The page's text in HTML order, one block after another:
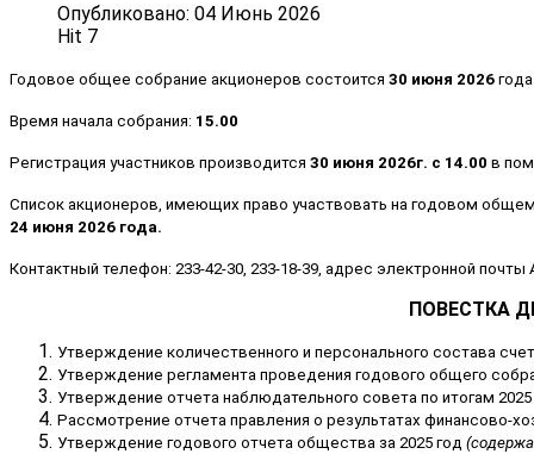
Опубликовано: 04 Июнь 2026
Hit 7
Годовое общее собрание акционеров состоится 30 июня 2026
Время начала собрания: 15.00
Регистрация участников производится 30 июня 2026г. с 14.00 в
Список акционеров, имеющих право участвовать на годовом
24 июня 2026 года.
Контактный телефон: 233-42-30, 233-18-39, адрес электронной почты
ПОВЕСТКА
Утверждение количественного и персонального состава
Утверждение регламента проведения годового общего
Утверждение отчета наблюдательного совета по итогам 2025
Рассмотрение отчета правления о результатах финансово-
Утверждение годового отчета общества за 2025 год